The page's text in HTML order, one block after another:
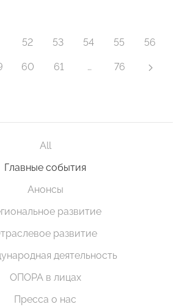
52 53 54 55 56
60 61 … 76
All
Главные события
Анонсы
развитие
развитие
деятельность
ОПОРА в лицах
Пресса о нас